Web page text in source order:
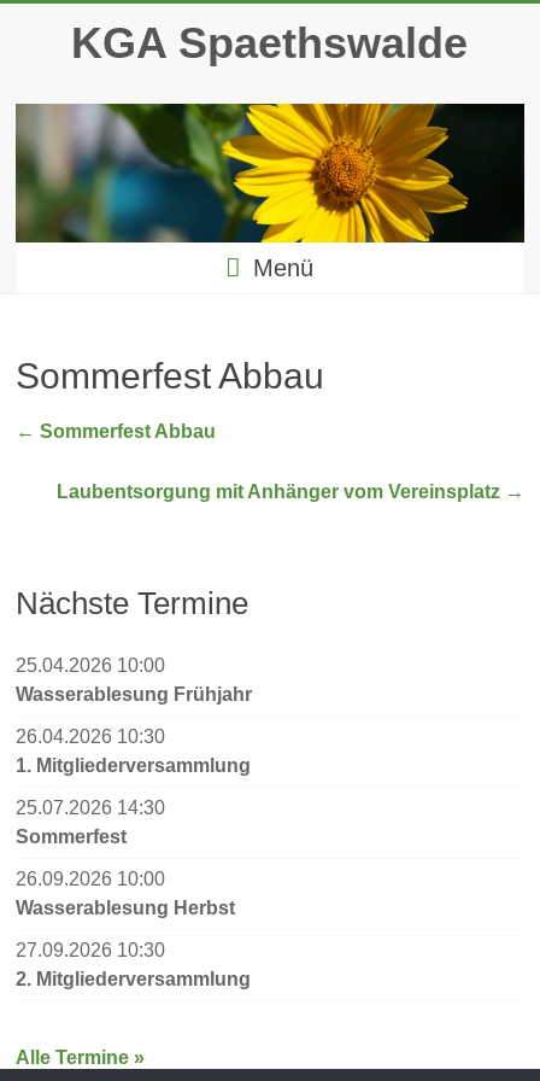
springenKGA Spaethswalde
Menü
Sommerfest Abbau
← Sommerfest Abbau
Laubentsorgung mit Anhänger vom Vereinsplatz →
Nächste Termine
25.04.2026 10:00
Wasserablesung Frühjahr
26.04.2026 10:30
1. Mitgliederversammlung
25.07.2026 14:30
Sommerfest
26.09.2026 10:00
Wasserablesung Herbst
27.09.2026 10:30
2. Mitgliederversammlung
Alle Termine »